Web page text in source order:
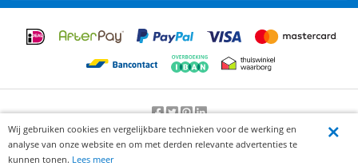
Beoordeling door klanten:9.2/10-25000beoordelingen
Wij gebruiken cookies en vergelijkbare technieken voor de werking en
analyse van onze website en om met derden relevante advertenties te
kunnen tonen. Lees meer